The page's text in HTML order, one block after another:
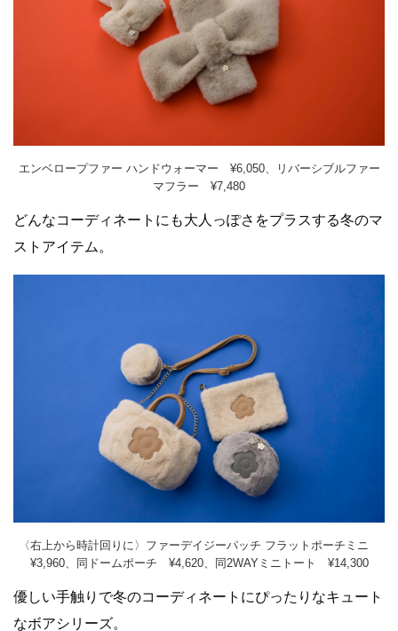
エンベロープファー ハンドウォーマー ¥6,050、リバーシブルファー
マフラー ¥7,480
どんなコーディネートにも大人っぽさをプラスする冬のマ
ストアイテム。
〈右上から時計回りに〉ファーデイジーパッチ フラットポーチミニ
¥3,960、同ドームポーチ ¥4,620、同2WAYミニトート ¥14,300
優しい手触りで冬のコーディネートにぴったりなキュート
なボアシリーズ。